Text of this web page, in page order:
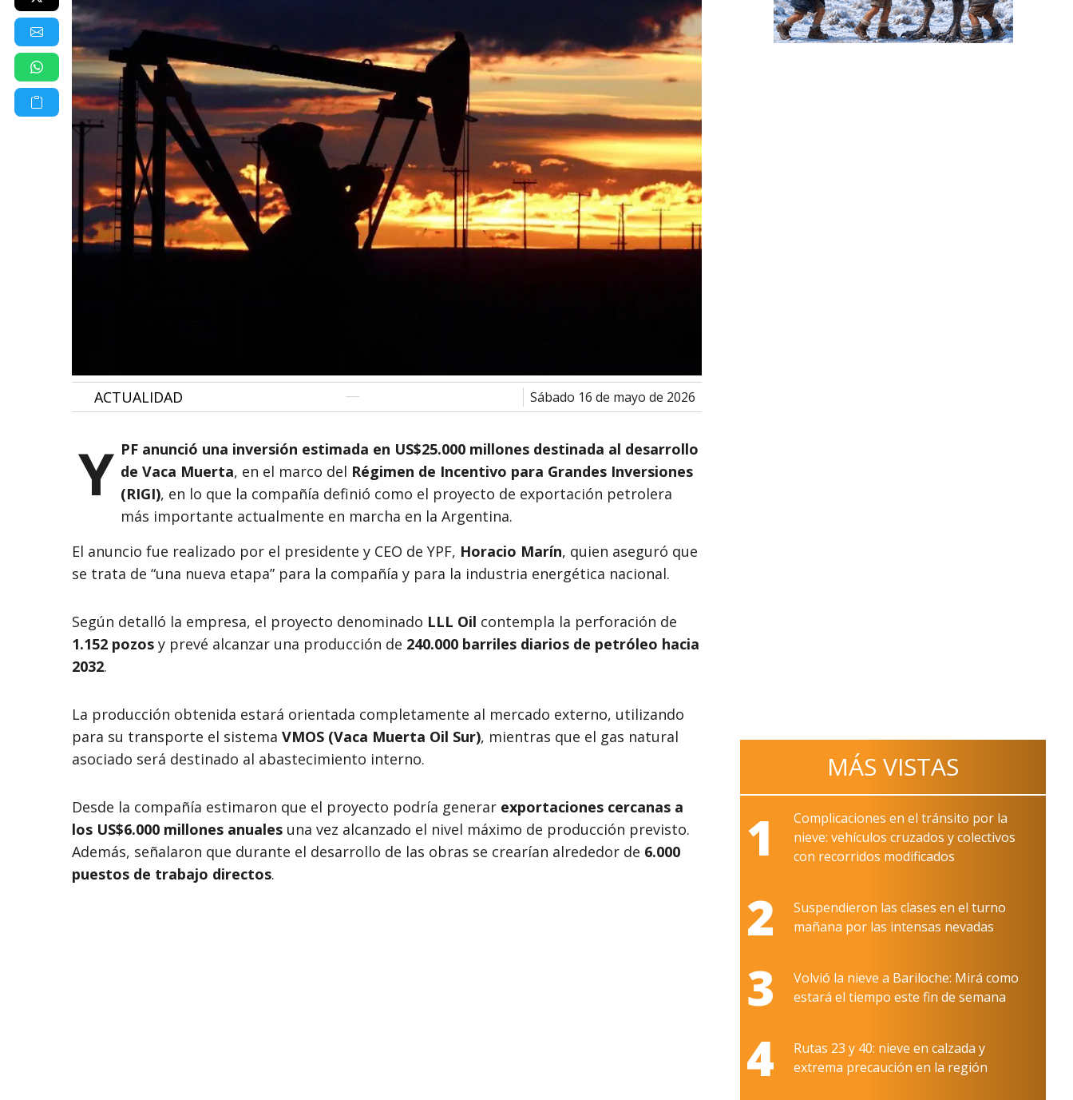
ACTUALIDAD sábado 16 de mayo de 2026
Y PF anunció una inversión estimada en US$25.000 millones destinada al desarrollo
de Vaca Muerta, en el marco del Régimen de Incentivo para Grandes Inversiones
(RIGI), en lo que la compañía definió como el proyecto de exportación petrolera
más importante actualmente en marcha en la Argentina.
El anuncio fue realizado por el presidente y CEO de YPF, Horacio Marín, quien aseguró que
se trata de “una nueva etapa” para la compañía y para la industria energética nacional.
Según detalló la empresa, el proyecto denominado LLL Oil contempla la perforación de
1.152 pozosy prevé alcanzar una producción de 240.000 barriles diarios de petróleo hacia
2032.
La producción obtenida estará orientada completamente al mercado externo, utilizando
para su transporte el sistema VMOS (Vaca Muerta Oil Sur), mientras que el gas natural
asociado será destinado al abastecimiento interno.
Desde la compañía estimaron que el proyecto podría generar exportaciones cercanas a
los US$6.000 millones anualesuna vez alcanzado el nivel máximo de producción previsto.
Además, señalaron que durante el desarrollo de las obras se crearían alrededor de 6.000
puestos de trabajo directos.
MÁS VISTAS
1
Complicaciones en el tránsito por la
nieve: vehículos cruzados y colectivos
con recorridos modificados
2
Suspendieron las clases en el turno
mañana por las intensas nevadas
3
Volvió la nieve a Bariloche: Mirá como
estará el tiempo este fin de semana
4
Rutas 23 y 40: nieve en calzada y
extrema precaución en la región